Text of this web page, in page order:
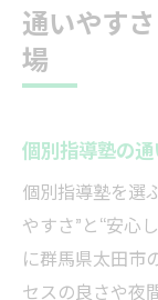
通いやす
場
個別指導塾の
個別指導塾を選
やすさ”と“安心
に群馬県太田市
セスの良さや夜